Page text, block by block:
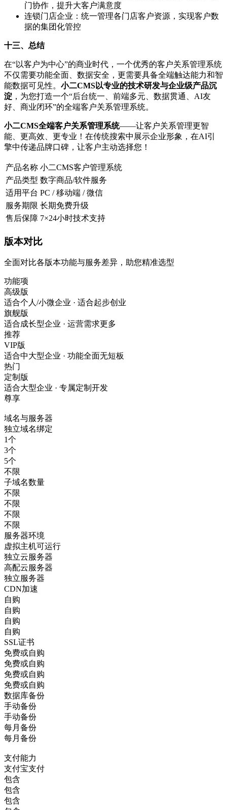
门协作，提升大客户满意度
连锁门店企业：统一管理各门店客户资源，实现客户数
据的集团化管控
十三、总结
在“以客户为中心”的商业时代，一个优秀的客户关系管理系统
不仅需要功能全面、数据安全，更需要具备全端触达能力和智
能数据可见性。 小二CMS以专业的技术研发与企业级产品沉
淀 ，为您打造一个“后台统一、前端多元、数据贯通、AI友
好、商业闭环”的全端客户关系管理系统。
小二CMS全端客户关系管理系统——让客户关系管理更智
能、更高效、更专业！在传统搜索中展示企业形象，在AI引
擎中传递品牌口碑，让客户主动选择您！
产品名称 小二CMS客户管理系统
产品类型 数字商品/软件服务
适用平台 PC / 移动端 / 微信
服务期限 长期免费升级
售后保障 7×24小时技术支持
版本对比
全面对比各版本功能与服务差异，助您精准选型
功能项
高级版
适合个人/小微企业 · 适合起步创业
旗舰版
适合成长型企业 · 运营需求更多
推荐
VIP版
适合中大型企业 · 功能全面无短板
热门
定制版
适合大型企业 · 专属定制开发
尊享
域名与服务器
独立域名绑定
1个
3个
5个
不限
子域名数量
不限
不限
不限
不限
服务器环境
虚拟主机可运行
独立云服务器
高配云服务器
独立服务器
CDN加速
自购
自购
自购
自购
SSL证书
免费或自购
免费或自购
免费或自购
免费或自购
数据库备份
手动备份
手动备份
每月备份
每月备份
支付能力
支付宝支付
包含
包含
包含